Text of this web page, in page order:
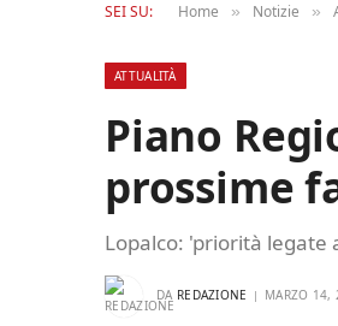
SEI SU: Home » Notizie »
ATTUALITÀ
Piano
prossime
Lopalco: 'priorità legate
DA REDAZIONE MARZO 14,